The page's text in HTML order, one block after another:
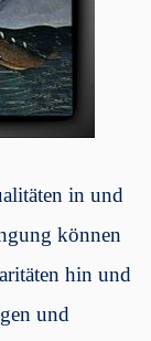
in und
können
hin und
und